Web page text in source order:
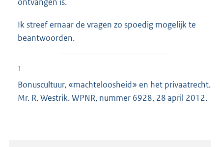
ontvangen is.
Ik streef ernaar de vragen zo spoedig mogelijk te
beantwoorden.
1
Bonuscultuur, «machteloosheid» en het privaatrecht.
Mr. R. Westrik. WPNR, nummer 6928, 28 april 2012.